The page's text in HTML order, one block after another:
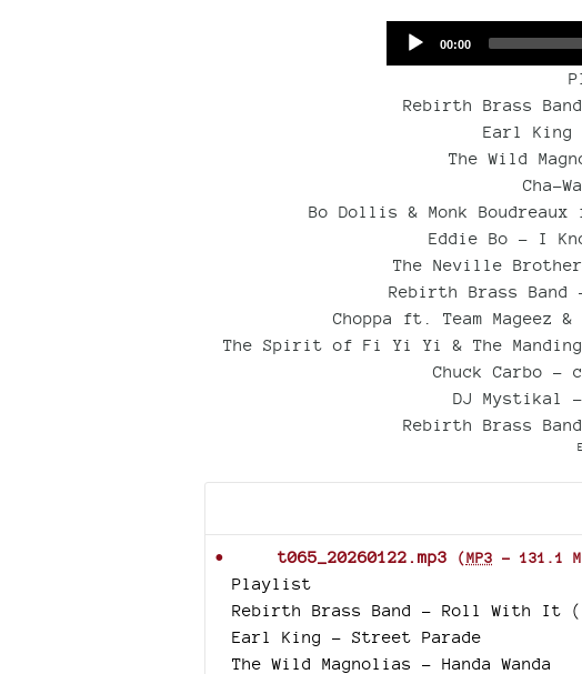
Current
00:00
Rebirth Brass
Earl King
The Wild
Cha-
Bo Dollis & Monk
Eddie Bo – I
The Neville
Rebirth Brass
Choppa ft. Team Mageez
The Spirit of Fi Yi Yi & The
Chuck Carbo –
DJ Mystikal
Rebirth Brass
t065_20260122.mp3 (MP3 - 131.1
Playlist
Rebirth Brass Band - Roll With It
Earl King – Street Parade
The Wild Magnolias – Handa Wanda